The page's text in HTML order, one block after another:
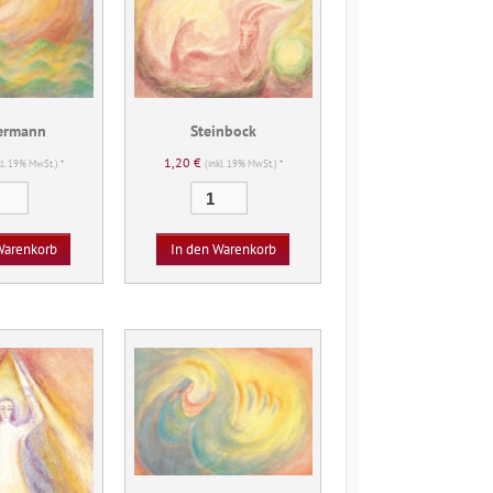
19% MwSt.) *
Menge
Steinbock
1,20 € (inkl. 19% MwSt.) *
Menge
In den Warenkorb